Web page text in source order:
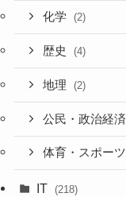
化学 (2)
歴史 (4)
地理 (2)
公民・政治経済
体育・スポーツ
IT (218)